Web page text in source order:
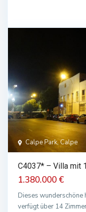
Calpe Park, Calpe
C4037* – Villa mit
1.380.000 €
Dieses wunderschöne
verfügt über 14